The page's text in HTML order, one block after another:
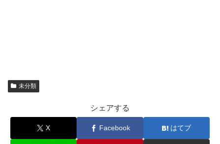
未分類
シェアする
X Facebook はてブ